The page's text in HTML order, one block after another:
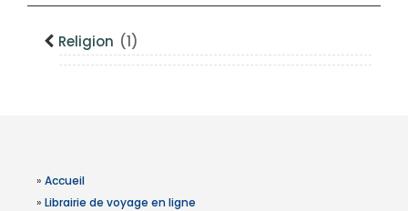
Religion (1)
» Accueil
» Librairie de voyage en ligne